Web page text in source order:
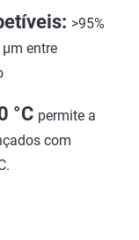
>95%
µm entre
°C permite a
com